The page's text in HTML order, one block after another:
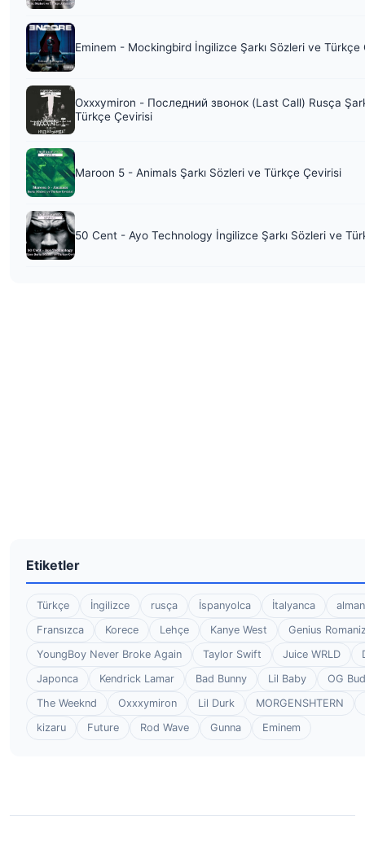
Eminem - Mockingbird İngilizce Şarkı Sözleri ve Türkçe
Oxxxymiron - Последний звонок (Last Call) Rusça
Türkçe Çevirisi
Maroon 5 - Animals Şarkı Sözleri ve Türkçe Çevirisi
50 Cent - Ayo Technology İngilizce Şarkı Sözleri ve
Etiketler
Türkçe İngilizce rusça İspanyolca İtalyanca
Fransızca
Korece Lehçe Kanye West
Genius
YoungBoy Never Broke Again
Taylor Swift Juice WRLD
Japonca
Kendrick Lamar Bad Bunny Lil Baby
OG
The Weeknd
Oxxxymiron Lil Durk
MORGENSHTERN
kizaru
Future Rod Wave Gunna Eminem